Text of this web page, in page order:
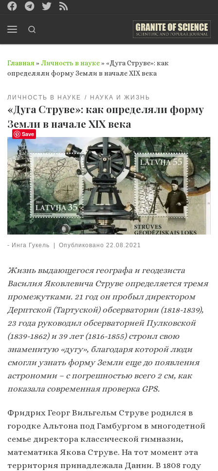
Перейти к содержимому
Главная » Личность в науке» «Дуга Струве»: как
определяли форму Земли в начале XIX века
ЛИЧНОСТЬ В НАУКЕ НАУКА И ЖИЗНЬ
«Дуга Струве»: как определяли форму
Земли в начале XIX века
- Инга Гукель | Опубликовано 22.08.2021
Жизнь выдающегося географа и геодезиста
Василия Яковлевича Струве определяется тремя
промежутками. 21 год он пробыл директором
Дерптской (Тартуской) обсерватории (1818-1839),
23 года руководил обсерваторией Пулковской
(1839-1862) и 39 лет (1816-1855) строил свою
знаменитую «дугу», благодаря которой люди
смогли узнать форму Земли еще до появления
астрономии – с погрешностью всего 2 см, как
показала современная проверка GPS.
Фридрих Георг Вильгельм Струве родился в
городке Альтона под Гамбургом в многодетной
семье директора классической гимназии,
математика Якова Струве. На тот момент эта
территория принадлежала Дании. В 1808 году
Save